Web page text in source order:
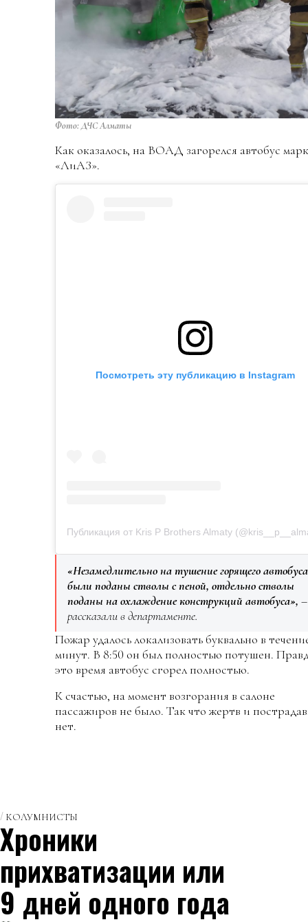
Фото: ДЧС Алматы
Как оказалось, на ВОАД загорелся автобус
«ЛиАЗ».
Посмотреть эту публикацию в Instagram
Публикация от Kris P Brothers Almaty
«Незамедлительно на тушение горящего автобуса
были поданы стволы с пеной, отдельно стволы
поданы на охлаждение конструкций автобуса», –
рассказали в департаменте.
Пожар удалось локализовать буквально в
минут. В 8:50 он был полностью потушен.
это время автобус сгорел полностью.
К счастью, на момент возгорания в салоне
пассажиров не было. Так что жертв и
нет.
КОЛУМНИСТЫ
Хроники
прихватизации или
9 дней одного года